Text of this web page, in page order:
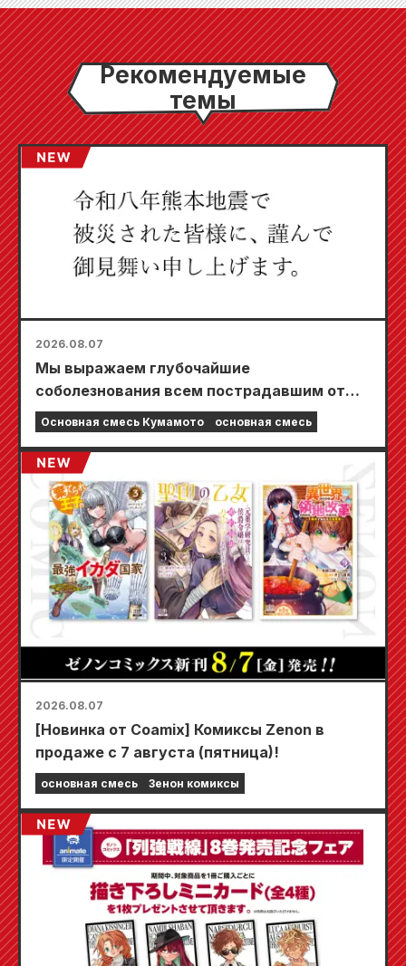
Рекомендуемые
темы
2026.08.07
Мы выражаем глубочайшие
соболезнования всем пострадавшим от
землетрясения в Кумамото в 2026 году.
Основная смесь Кумамото основная смесь
2026.08.07
[Новинка от Coamix] Комиксы Zenon в
продаже с 7 августа (пятница)!
основная смесь Зенон комиксы